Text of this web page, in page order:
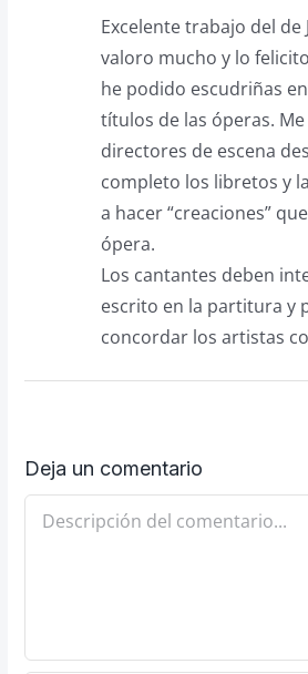
Excelente trabajo del de
valoro mucho y lo
he podido escudriñas
títulos de las óperas.
directores de escena
completo los libretos y
a hacer “creaciones”
ópera.
Los cantantes deben
escrito en la partitura y
concordar los artistas
Deja un comentario
Comentario